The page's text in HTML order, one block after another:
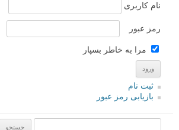
نام کاربری
رمز عبور
مرا به خاطر بسپار
ثبت نام
بازیابی رمز عبور